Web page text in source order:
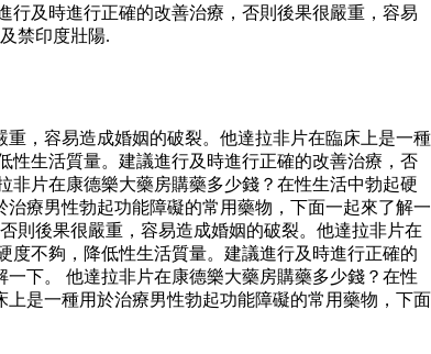
及時進行正確的改善治療，否則後果很嚴重，容易
禁印度壯陽.
，容易造成婚姻的破裂。他達拉非片在臨床上是一種
性生活質量。建議進行及時進行正確的改善治療，否
非片在康德樂大藥房購藥多少錢？在性生活中勃起硬
療男性勃起功能障礙的常用藥物，下面一起來了解一
則後果很嚴重，容易造成婚姻的破裂。他達拉非片在
度不夠，降低性生活質量。建議進行及時進行正確的
下。 他達拉非片在康德樂大藥房購藥多少錢？在性
是一種用於治療男性勃起功能障礙的常用藥物，下面